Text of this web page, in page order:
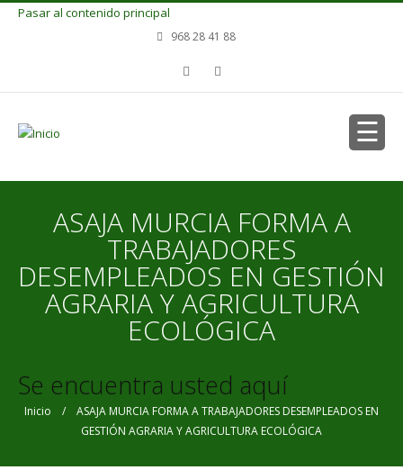
Pasar al contenido principal
968 28 41 88
ASAJA MURCIA FORMA A
TRABAJADORES
DESEMPLEADOS EN GESTIÓN
AGRARIA Y AGRICULTURA
ECOLÓGICA
Se encuentra usted aquí
Inicio / ASAJA MURCIA FORMA A TRABAJADORES DESEMPLEADOS EN
GESTIÓN AGRARIA Y AGRICULTURA ECOLÓGICA